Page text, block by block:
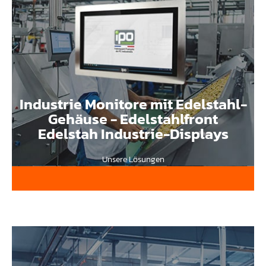
Industrie Monitore mit Edelstahl-
Gehäuse - Edelstahlfront
Edelstah Industrie-Displays
Unsere Lösungen
Touchscreens aus Edelstahl 316L für die Lebensmittelindustrie,
Chemie-Pharma und Schwerindustrie an. Erhältlich als Gehäuse-
oder Einbauversion, bieten diese industriellen Touch-Monitore
Schutzarten IP65, IP66 und IP69 für maximalen Schutz gegen